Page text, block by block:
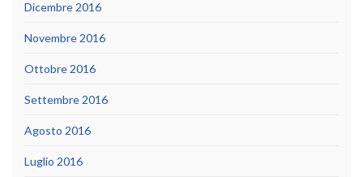
Dicembre 2016
Novembre 2016
Ottobre 2016
Settembre 2016
Agosto 2016
Luglio 2016